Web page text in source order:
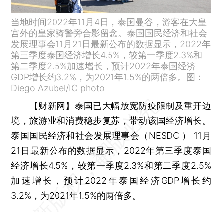
当地时间2022年11月4日，泰国曼谷，游客在大皇
宫外的皇家骑警旁合影留念。泰国国民经济和社会
发展理事会11月21日最新公布的数据显示，2022年
第三季度泰国经济增长4.5%，较第一季度2.3%和
第二季度2.5%加速增长，预计2022年泰国经济
GDP增长约3.2%，为2021年1.5%的两倍多。图：
Diego Azubel/IC photo
【财新网】 泰国已大幅放宽防疫限制及重开边
境，旅游业和消费稳步复苏，带动该国经济增长。
泰国国民经济和社会发展理事会（NESDC ） 11月
21日最新公布的数据显示，2022年第三季度泰国
经济增长4.5%，较第一季度2.3%和第二季度2.5%
加速增长，预计2022年泰国经济GDP增长约
3.2%，为2021年1.5%的两倍多。